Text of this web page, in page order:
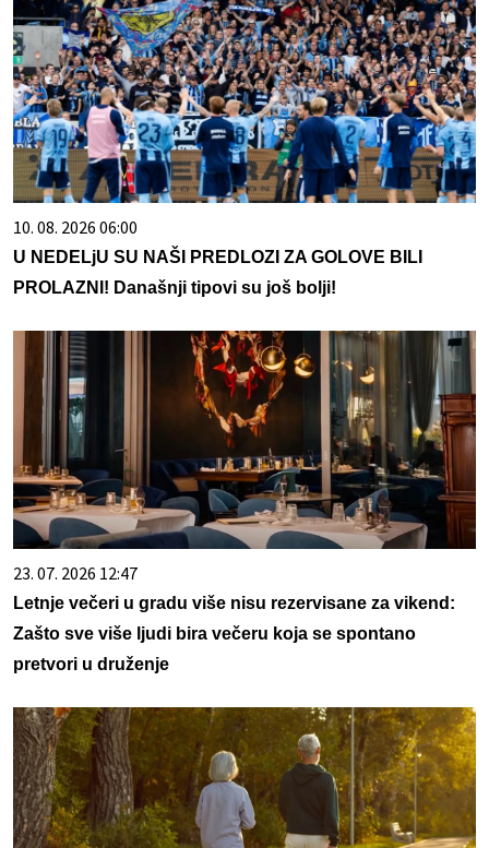
10. 08. 2026 06:00
U NEDELjU SU NAŠI PREDLOZI ZA GOLOVE BILI
PROLAZNI! Današnji tipovi su još bolji!
23. 07. 2026 12:47
Letnje večeri u gradu više nisu rezervisane za vikend:
Zašto sve više ljudi bira večeru koja se spontano
pretvori u druženje